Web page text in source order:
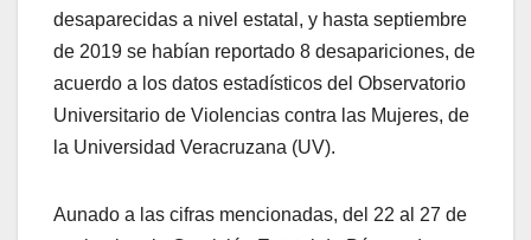
desaparecidas a nivel estatal, y hasta septiembre
de 2019 se habían reportado 8 desapariciones, de
acuerdo a los datos estadísticos del Observatorio
Universitario de Violencias contra las Mujeres, de
la Universidad Veracruzana (UV).
Aunado a las cifras mencionadas, del 22 al 27 de